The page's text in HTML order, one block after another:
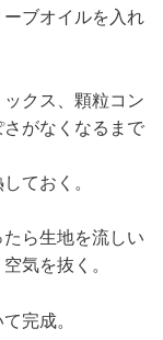
ブオイルを入れ
クス、顆粒コン
がなくなるまで
ておく。
ら生地を流しい
気を抜く。
完成。